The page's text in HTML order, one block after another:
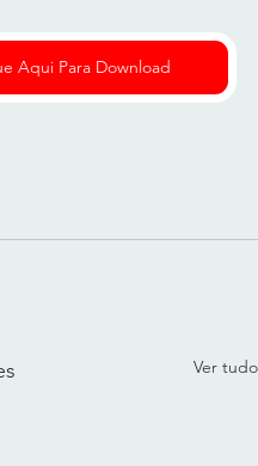
Aqui Para Download
Ver tudo